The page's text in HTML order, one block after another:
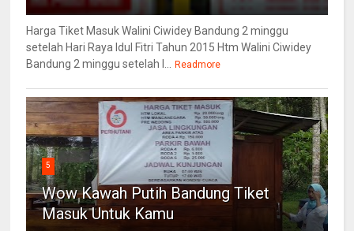
Harga Tiket Masuk Walini Ciwidey Bandung 2 minggu
setelah Hari Raya Idul Fitri Tahun 2015 Htm Walini Ciwidey
Bandung 2 minggu setelah l...
Readmore
5
Wow Kawah Putih Bandung Tiket
Masuk Untuk Kamu